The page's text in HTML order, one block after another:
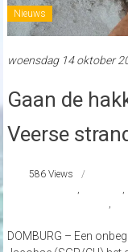
Nieuws
woensdag 14 oktober
Gaan de
Veerse
586 Views
, ,
,
DOMBURG – Een